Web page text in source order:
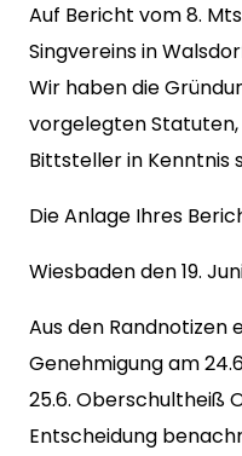
Auf Bericht vom 8.
Singvereins in
Wir haben die
vorgelegten Statuten,
Bittsteller in Kenntnis
Die Anlage Ihres
Wiesbaden den 19.
Aus den Randnotizen
Genehmigung am
25.6. Oberschultheiß
Entscheidung